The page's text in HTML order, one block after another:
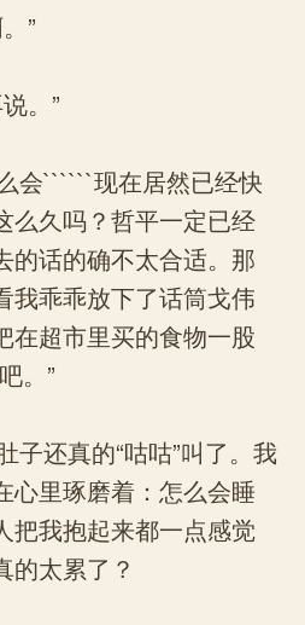
”
。”
会``````现在居然已经快
么久吗？哲平一定已经
的话的确不太合适。那
我乖乖放下了话筒戈伟
在超市里买的食物一股
。”
还真的“咕咕”叫了。我
心里琢磨着：怎么会睡
把我抱起来都一点感觉
的太累了？